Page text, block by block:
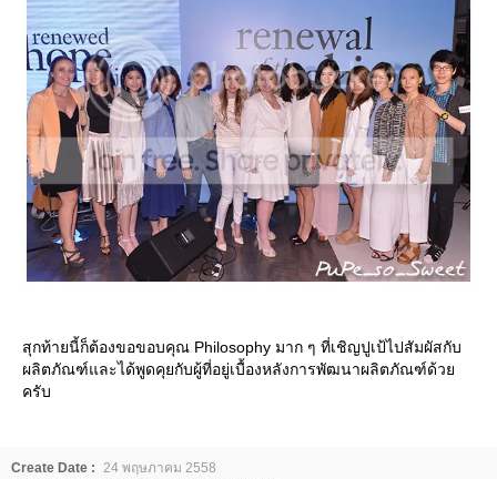
สุกท้ายนี้ก็ต้องขอขอบคุณ Philosophy มาก ๆ ที่เชิญปูเป้ไปสัมผัสกับ
ผลิตภัณฑ์และได้พูดคุยกับผู้ที่อยู่เบื้องหลังการพัฒนาผลิตภัณฑ์ด้ว
ครับ
Create Date : 24 พฤษภาคม 2558